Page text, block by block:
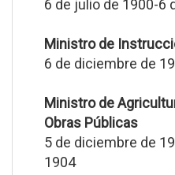
6 de julio de 1900-6
Ministro de
6 de diciembre de
Ministro de
Obras Públicas
5 de diciembre de
1904